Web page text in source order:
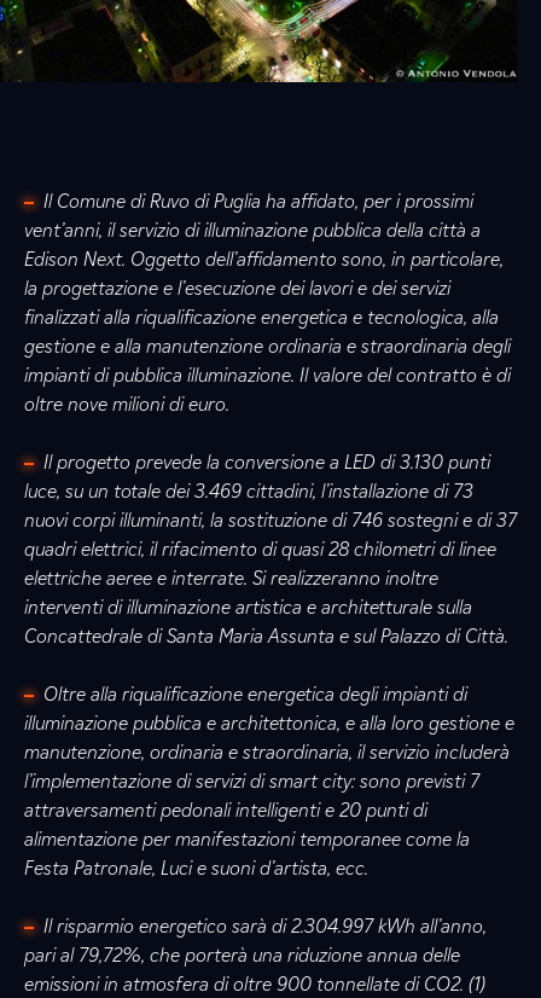
Il Comune di Ruvo di Puglia ha affidato, per i prossimi
vent’anni, il servizio di illuminazione pubblica della città a
Edison Next. Oggetto dell’affidamento sono, in particolare,
la progettazione e l’esecuzione dei lavori e dei servizi
finalizzati alla riqualificazione energetica e tecnologica, alla
gestione e alla manutenzione ordinaria e straordinaria degli
impianti di pubblica illuminazione. Il valore del contratto è di
oltre nove milioni di euro.
Il progetto prevede la conversione a LED di 3.130 punti
luce, su un totale dei 3.469 cittadini, l’installazione di 73
nuovi corpi illuminanti, la sostituzione di 746 sostegni e di 37
quadri elettrici, il rifacimento di quasi 28 chilometri di linee
elettriche aeree e interrate. Si realizzeranno inoltre
interventi di illuminazione artistica e architetturale sulla
Concattedrale di Santa Maria Assunta e sul Palazzo di Città.
Oltre alla riqualificazione energetica degli impianti di
illuminazione pubblica e architettonica, e alla loro gestione e
manutenzione, ordinaria e straordinaria, il servizio includerà
l’implementazione di servizi di smart city: sono previsti 7
attraversamenti pedonali intelligenti e 20 punti di
alimentazione per manifestazioni temporanee come la
Festa Patronale, Luci e suoni d’artista, ecc.
Il risparmio energetico sarà di 2.304.997 kWh all’anno,
pari al 79,72%, che porterà una riduzione annua delle
emissioni in atmosfera di oltre 900 tonnellate di CO2. (1)